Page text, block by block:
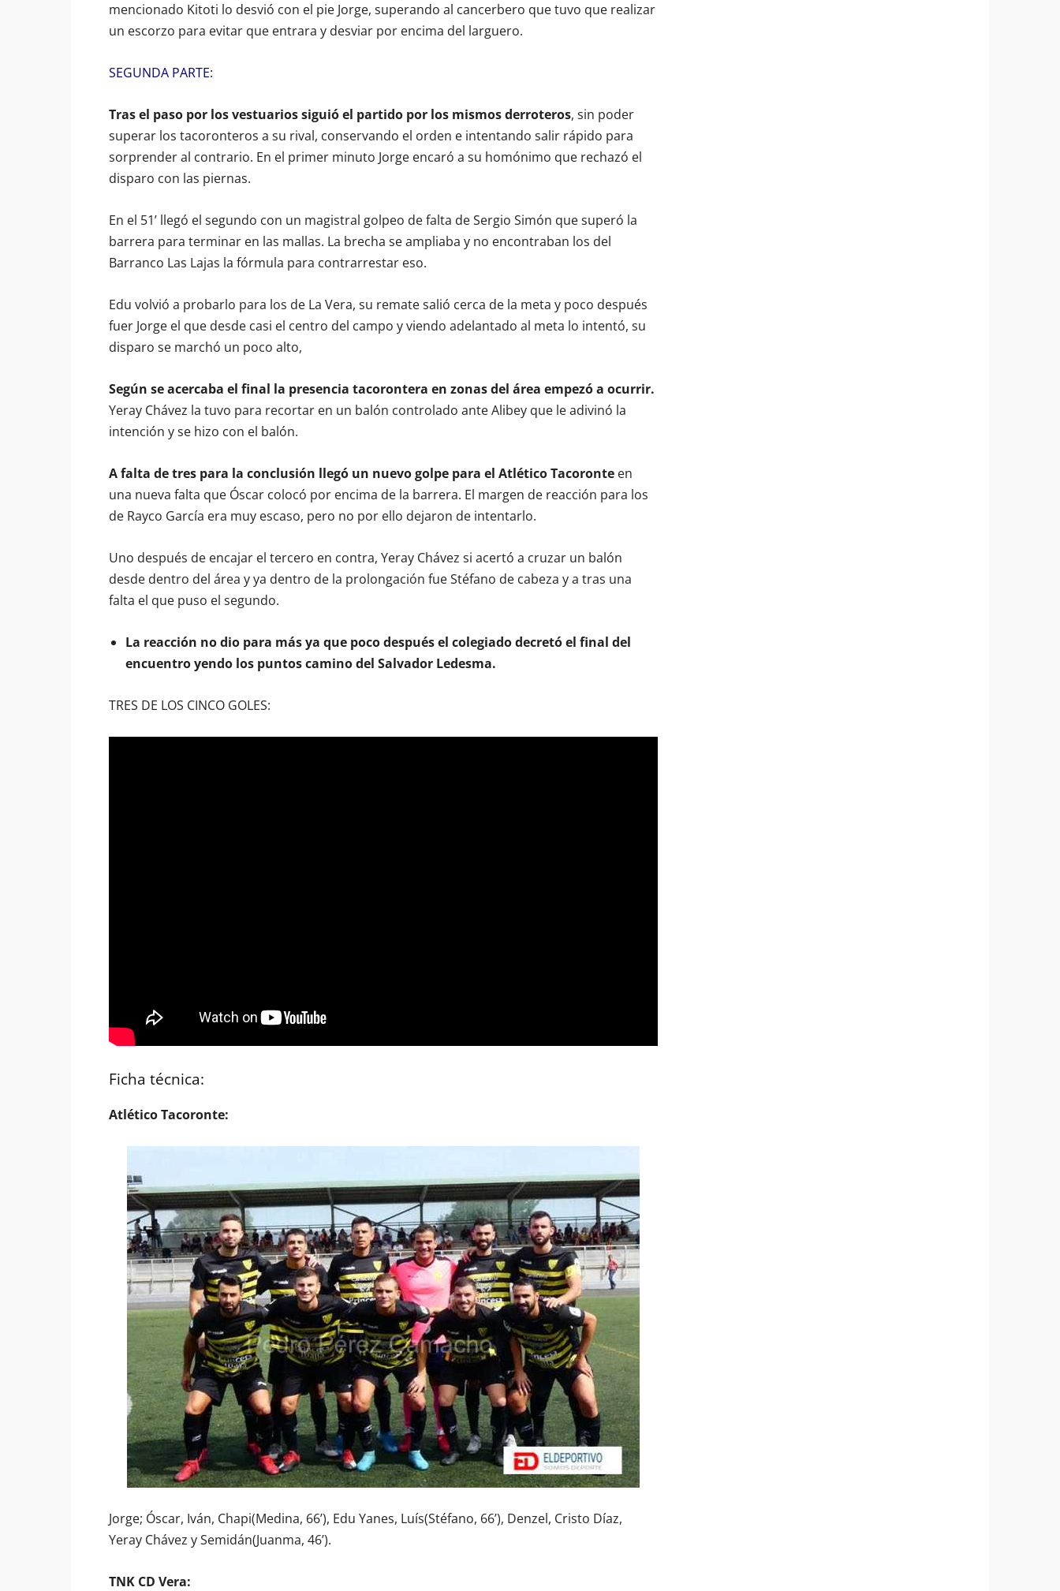
mencionado Kitoti lo desvió con el pie Jorge, superando al cancerbero que tuvo que realizar
un escorzo para evitar que entrara y desviar por encima del larguero.
SEGUNDA PARTE:
Tras el paso por los vestuarios siguió el partido por los mismos derroteros, sin poder
superar los tacoronteros a su rival, conservando el orden e intentando salir rápido para
sorprender al contrario. En el primer minuto Jorge encaró a su homónimo que rechazó el
disparo con las piernas.
En el 51’ llegó el segundo con un magistral golpeo de falta de Sergio Simón que superó la
barrera para terminar en las mallas. La brecha se ampliaba y no encontraban los del
Barranco Las Lajas la fórmula para contrarrestar eso.
Edu volvió a probarlo para los de La Vera, su remate salió cerca de la meta y poco después
fuer Jorge el que desde casi el centro del campo y viendo adelantado al meta lo intentó, su
disparo se marchó un poco alto,
Según se acercaba el final la presencia tacorontera en zonas del área empezó a ocurrir.
Yeray Chávez la tuvo para recortar en un balón controlado ante Alibey que le adivinó la
intención y se hizo con el balón.
A falta de tres para la conclusión llegó un nuevo golpe para el Atlético Tacoronte en
una nueva falta que Óscar colocó por encima de la barrera. El margen de reacción para los
de Rayco García era muy escaso, pero no por ello dejaron de intentarlo.
Uno después de encajar el tercero en contra, Yeray Chávez si acertó a cruzar un balón
desde dentro del área y ya dentro de la prolongación fue Stéfano de cabeza y a tras una
falta el que puso el segundo.
La reacción no dio para más ya que poco después el colegiado decretó el final del
encuentro yendo los puntos camino del Salvador Ledesma.
TRES DE LOS CINCO GOLES:
Ficha técnica:
Atlético Tacoronte:
Jorge; Óscar, Iván, Chapi(Medina, 66’), Edu Yanes, Luís(Stéfano, 66’), Denzel, Cristo Díaz,
Yeray Chávez y Semidán(Juanma, 46’).
TNK CD Vera: